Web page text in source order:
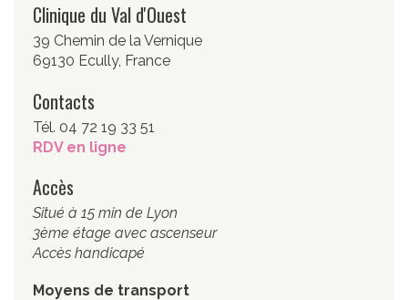
Clinique du Val d'Ouest
39 Chemin de la Vernique
69130 Ecully, France
Contacts
Tél. 04 72 19 33 51
RDV en ligne
Accès
Situé à 15 min de Lyon
3ème étage avec ascenseur
Accès handicapé
Moyens de transport